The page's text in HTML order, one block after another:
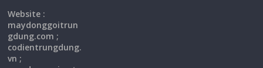
Website :
maydonggoitrun
gdung.com ;
codientrungdung.
vn ;